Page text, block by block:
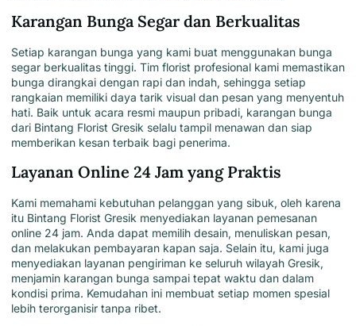
Karangan Bunga Segar dan Berkualitas
Setiap karangan bunga yang kami buat menggunakan bunga
segar berkualitas tinggi. Tim florist profesional kami memastikan
bunga dirangkai dengan rapi dan indah, sehingga setiap
rangkaian memiliki daya tarik visual dan pesan yang menyentuh
hati. Baik untuk acara resmi maupun pribadi, karangan bunga
dari Bintang Florist Gresik selalu tampil menawan dan siap
memberikan kesan terbaik bagi penerima.
Layanan Online 24 Jam yang Praktis
Kami memahami kebutuhan pelanggan yang sibuk, oleh karena
itu Bintang Florist Gresik menyediakan layanan pemesanan
online 24 jam. Anda dapat memilih desain, menuliskan pesan,
dan melakukan pembayaran kapan saja. Selain itu, kami juga
menyediakan layanan pengiriman ke seluruh wilayah Gresik,
menjamin karangan bunga sampai tepat waktu dan dalam
kondisi prima. Kemudahan ini membuat setiap momen spesial
lebih terorganisir tanpa ribet.